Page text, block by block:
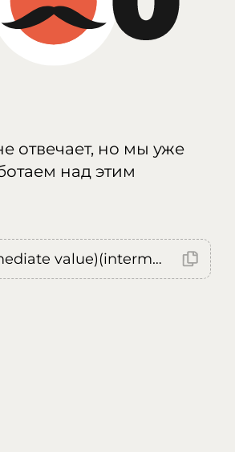
отвечает, но мы уже
над этим
Error: (intermediate value)(intermediate value)(intermediate value).replaceAll is not a function